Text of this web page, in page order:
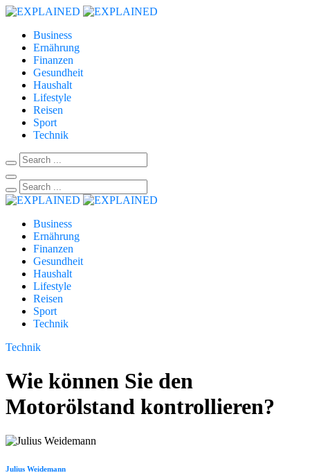
Business
Ernährung
Finanzen
Gesundheit
Haushalt
Lifestyle
Reisen
Sport
Technik
Business
Ernährung
Finanzen
Gesundheit
Haushalt
Lifestyle
Reisen
Sport
Technik
Technik
Wie können Sie den
Motorölstand kontrollieren?
Julius Weidemann